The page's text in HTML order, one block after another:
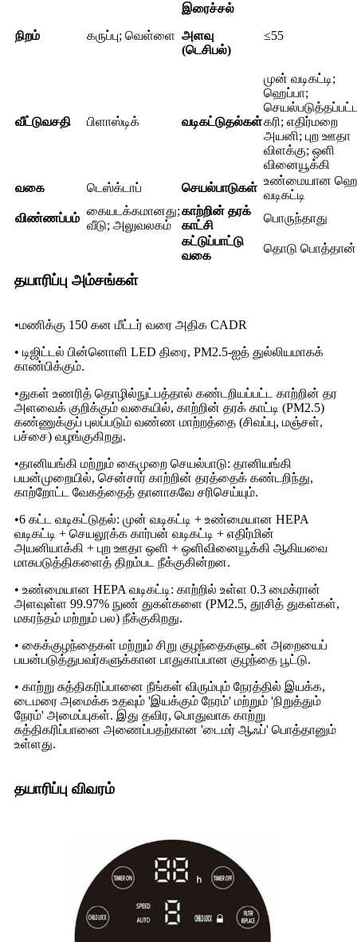
நிறம் கருப்பு; வெள்ளை
இரைச்சல்
அளவு
(டெசிபல்)
≤55
வீட்டுவசதி பிளாஸ்டிக் வடிகட்டுதல்கள்
முன் வடிகட்டி;
ஹெப்பா;
கரி; எதிர்மறை
அயனி; புற ஊதா
விளக்கு; ஒளி
வினையூக்கி
வகை
டெஸ்க்டாப் செயல்பாடுகள்
உண்மையான
வடிகட்டி
விண்ணப்பம்
கையடக்கமானது;
வீடு; அலுவலகம்
காற்றின் தரக்
காட்சி
பொருந்தாது
கட்டுப்பாட்டு
வகை
தொடு
தயாரிப்பு அம்சங்கள்
•மணிக்கு 150 கன மீட்டர் வரை அதிக CADR
• டிஜிட்டல் பின்னொளி LED திரை, PM2.5-ஐத் துல்லியமாகக்
காண்பிக்கும்.
•துகள் உணரித் தொழில்நுட்பத்தால் கண்டறியப்பட்ட காற்றின் தர
அளவைக் குறிக்கும் வகையில், காற்றின் தரக் காட்டி (PM2.5)
கண்ணுக்குப் புலப்படும் வண்ண மாற்றத்தை (சிவப்பு, மஞ்சள்,
பச்சை) வழங்குகிறது.
•தானியங்கி மற்றும் கைமுறை செயல்பாடு: தானியங்கி
பயன்முறையில், சென்சார் காற்றின் தரத்தைக் கண்டறிந்து,
காற்றோட்ட வேகத்தைத் தானாகவே சரிசெய்யும்.
•6 கட்ட வடிகட்டுதல்: முன் வடிகட்டி + உண்மையான HEPA
வடிகட்டி + செயலூக்க கார்பன் வடிகட்டி + எதிர்மின்
அயனியாக்கி + புற ஊதா ஒளி + ஒளிவினையூக்கி ஆகியவை
மாசுபடுத்திகளைத் திறம்பட நீக்குகின்றன.
• உண்மையான HEPA வடிகட்டி: காற்றில் உள்ள 0.3 மைக்ரான்
அளவுள்ள 99.97% நுண் துகள்களை (PM2.5, தூசித் துகள்கள்,
மகரந்தம் மற்றும் பல) நீக்குகிறது.
• கைக்குழந்தைகள் மற்றும் சிறு குழந்தைகளுடன் அறையைப்
பயன்படுத்துபவர்களுக்கான பாதுகாப்பான குழந்தை பூட்டு.
• காற்று சுத்திகரிப்பானை நீங்கள் விரும்பும் நேரத்தில் இயக்க,
டைமரை அமைக்க உதவும் 'இயக்கும் நேரம்' மற்றும் 'நிறுத்தும்
நேரம்' அமைப்புகள். இது தவிர, பொதுவாக காற்று
சுத்திகரிப்பானை அணைப்பதற்கான 'டைமர் ஆஃப்' பொத்தானும்
உள்ளது.
தயாரிப்பு விவரம்